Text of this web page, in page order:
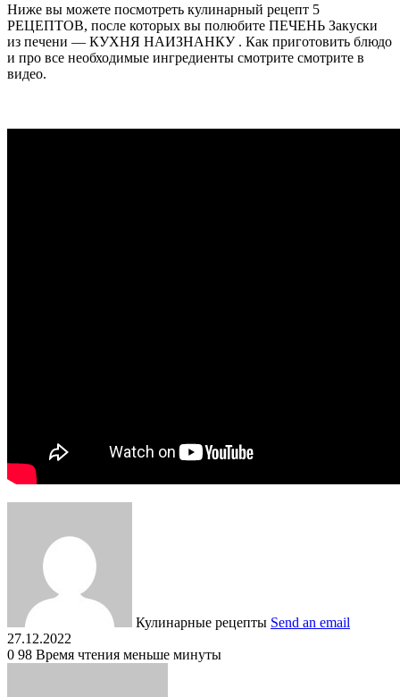
Ниже вы можете посмотреть кулинарный рецепт 5
РЕЦЕПТОВ, после которых вы полюбите ПЕЧЕНЬ Закуски
из печени — КУХНЯ НАИЗНАНКУ . Как приготовить блюдо
и про все необходимые ингредиенты смотрите смотрите в
видео.
Кулинарные рецепты Send an email
27.12.2022
0 98 Время чтения меньше минуты